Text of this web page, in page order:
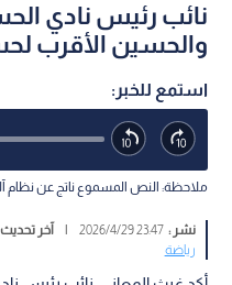
نائب رئيس نادي
والحسين الأقرب
استمع للخبر:
ملاحظة: النص المسموع ناتج عن نظام
نشر :23:47 2026/4/29
| آخر
رياضة